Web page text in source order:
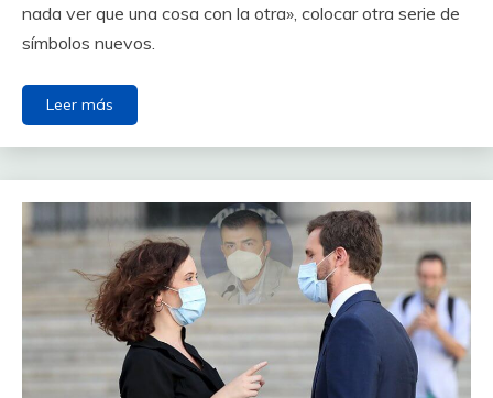
nada ver que una cosa con la otra», colocar otra serie de
símbolos nuevos.
Leer más